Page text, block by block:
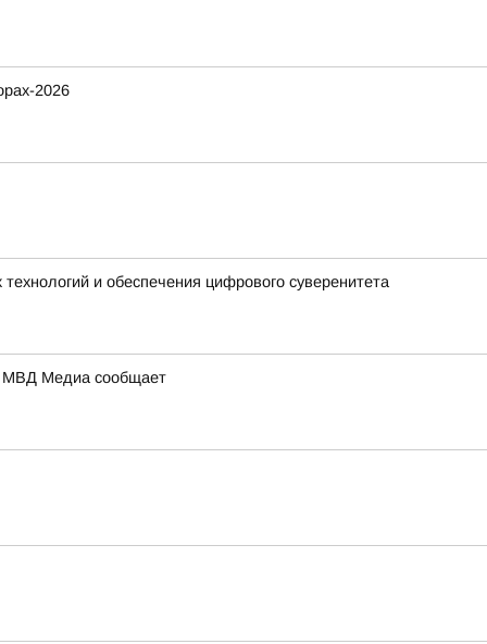
2026
и обеспечения цифрового суверенитета
МВД Медиа сообщает